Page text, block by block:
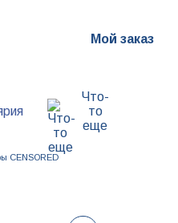
Мой заказ
Что-
то
еще
CENSORED